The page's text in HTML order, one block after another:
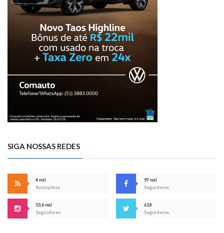
SIGA NOSSAS REDES
4 mil
Assinantes
97 mil
Seguidores
53,6 mil
Seguidores
618
Seguidores